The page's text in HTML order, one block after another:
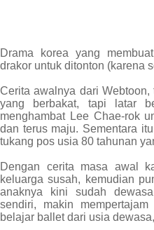
Drama korea yang
drakor untuk ditonton (karena
Cerita awalnya dari
yang berbakat, tapi latar
menghambat Lee Chae-rok
dan terus maju. Sementara
tukang pos usia 80 tahunan
Dengan cerita masa awal
keluarga susah, kemudian
anaknya kini sudah
sendiri, makin
belajar ballet dari usia